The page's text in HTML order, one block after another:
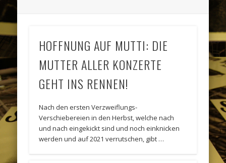
HOFFNUNG AUF MUTTI: DIE
MUTTER ALLER KONZERTE
GEHT INS RENNEN!
Nach den ersten Verzweiflungs-
Verschiebereien in den Herbst, welche nach
und nach eingekickt sind und noch einknicken
werden und auf 2021 verrutschen, gibt …